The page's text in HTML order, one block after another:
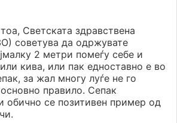
Светската здравствена
советува да одржувате
2 метри помеѓу себе и
кива, или пак едноставно е во
за жал многу луѓе не го
правило. Сепак
обично се позитивен пример од